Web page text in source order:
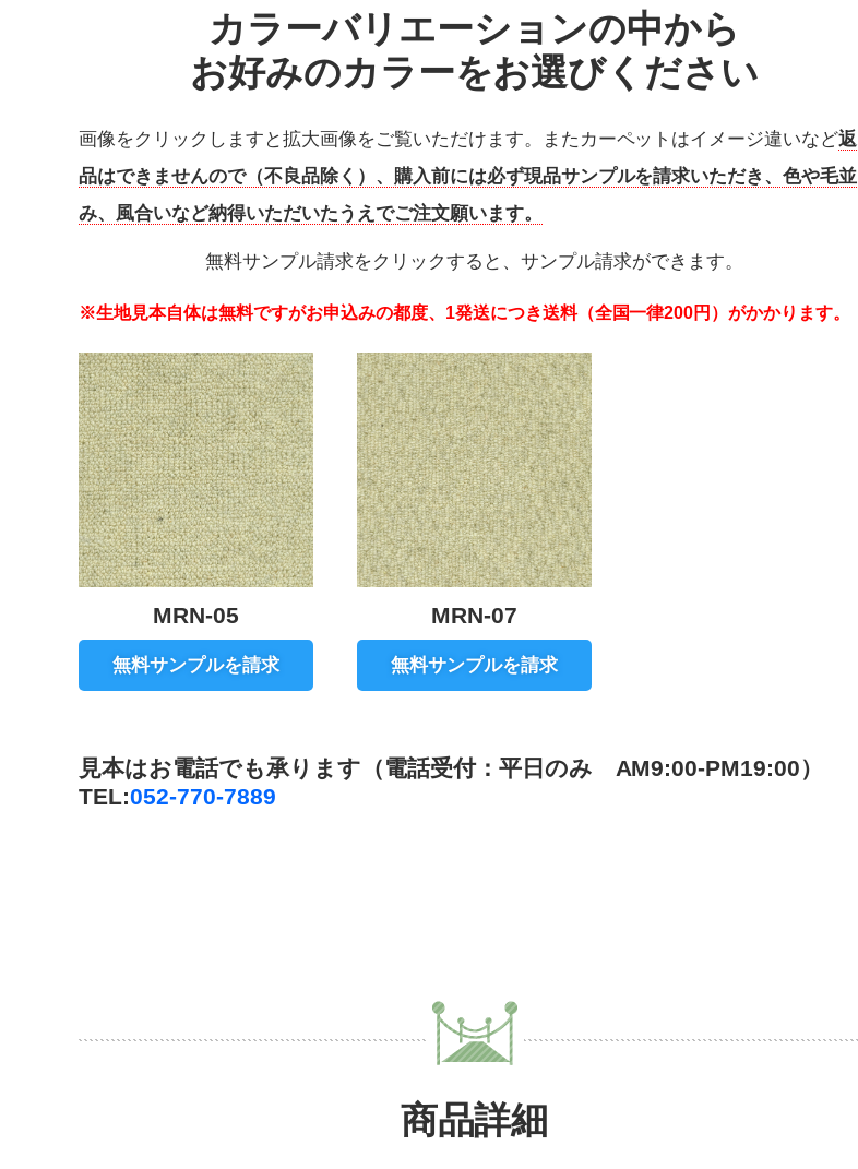
カラーバリエーションの中から
お好みのカラーをお選びください
画像をクリックしますと拡大画像をご覧いただけます。またカーペットはイメージ違いなど返
品はできませんので（不良品除く）、購入前には必ず現品サンプルを請求いただき、色や毛並
み、風合いなど納得いただいたうえでご注文願います。
無料サンプル請求をクリックすると、サンプル請求ができます。
※生地見本自体は無料ですがお申込みの都度、1発送につき送料（全国一律200円）がかかります。
MRN-05
無料サンプルを請求
MRN-07
無料サンプルを請求
見本はお電話でも承ります（電話受付：平日のみ AM9:00-PM19:00）
TEL:052-770-7889
商品詳細